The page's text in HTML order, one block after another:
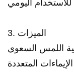
للاستخدام اليومي
3. الميزات
اللمس السعوي